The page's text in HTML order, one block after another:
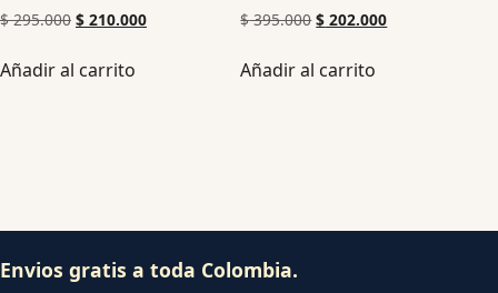
$295.000 $ 210.000
Añadir al carrito
$395.000 $ 202.000
Añadir al carrito
Envios gratis a toda Colombia.